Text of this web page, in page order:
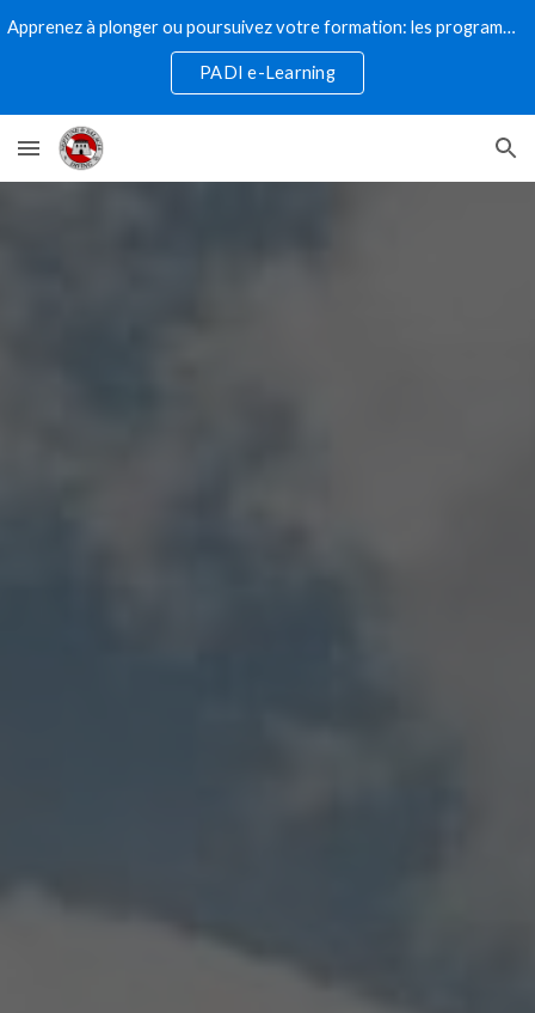
Skip to main content Skip to navigation
Apprenez à plonger ou poursuivez votre formation: les programmes de plongée numériques PADI sont la voie à suivre!
PADI e-Learning